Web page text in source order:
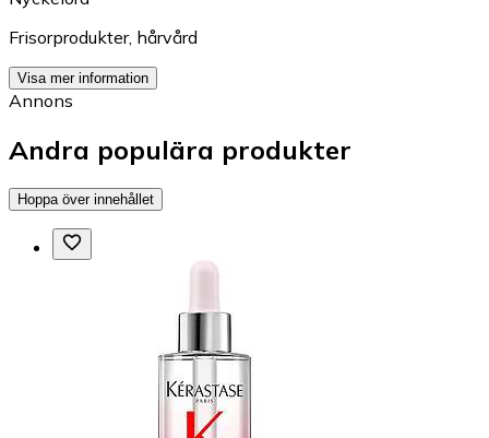
Frisorprodukter, hårvård
Visa mer information
Annons
Andra populära produkter
Hoppa över innehållet